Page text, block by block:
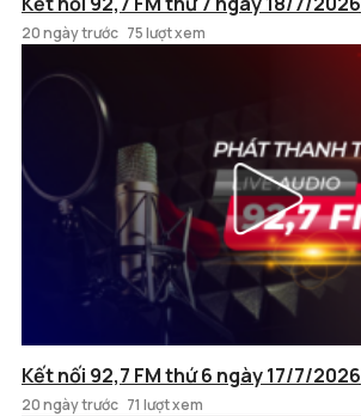
20 ngày trước 75 lượt xem
Kết nối 92,7 FM thứ 6 ngày 17/7/2026
20 ngày trước 71 lượt xem